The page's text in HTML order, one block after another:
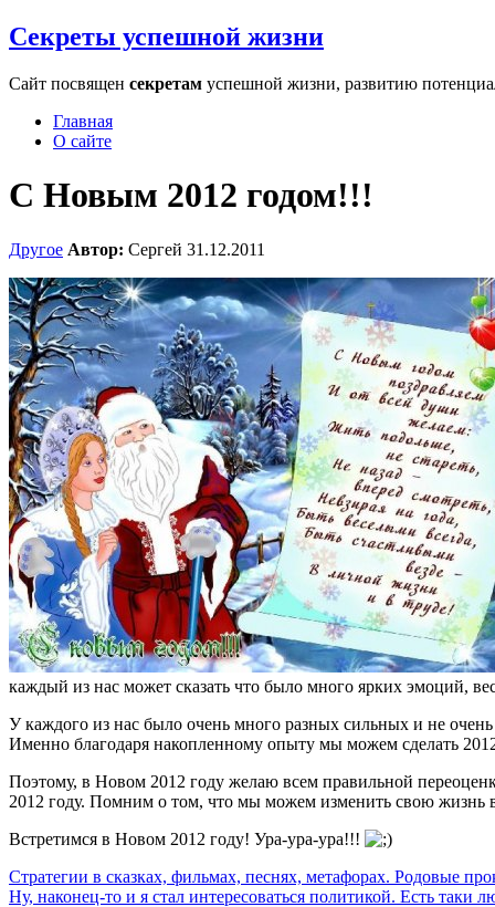
Секреты успешной жизни
Сайт посвящен секретам успешной жизни, развитию
Главная
О сайте
С Новым 2012 годом!!!
Другое Автор: Сергей 31.12.2011
каждый из нас может сказать что было много ярких эмоций,
У каждого из нас было очень много разных сильных и не
Именно благодаря накопленному опыту мы можем сделать
Поэтому, в Новом 2012 году желаю всем правильной
2012 году. Помним о том, что мы можем изменить свою
Встретимся в Новом 2012 году! Ура-ура-ура!!!
Стратегии в сказках, фильмах, песнях, метафорах. Родовые
Ну, наконец-то и я стал интересоваться политикой. Есть